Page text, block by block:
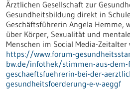
Ärztlichen Gesellschaft zur
Gesundheitsbildung direkt in
Geschäftsführerin Angela Hemme,
über Körper, Sexualität und
Menschen im Social Media-
https://www.forum-
bw.de/infothek/stimmen-aus-
geschaeftsfuehrerin-bei-der-
gesundheitsfoerderung-e-v-aeggf